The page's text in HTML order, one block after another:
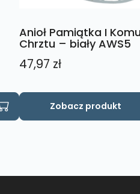
Anioł Pamiątka I
Chrztu – biały AWS5
47,97 zł
Zobacz produkt